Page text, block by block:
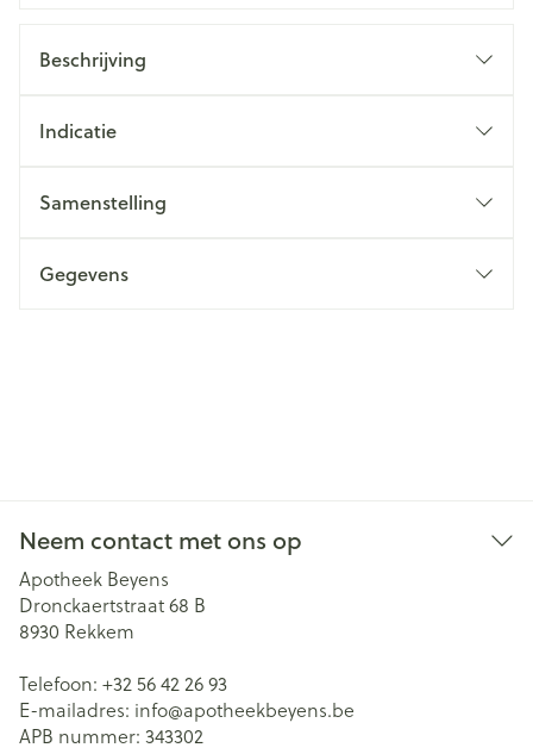
Beschrijving
Indicatie
Samenstelling
Gegevens
Neem contact met ons op
Apotheek Beyens
Dronckaertstraat 68 B
8930 Rekkem
Telefoon: +32 56 42 26 93
E-mailadres: info@apotheekbeyens.be
APB nummer: 343302